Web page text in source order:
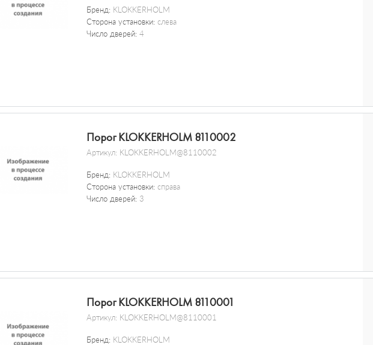
Бренд: KLOKKERHOLM
Сторона установки: слева
Число дверей: 4
Порог KLOKKERHOLM 8110002
Артикул: KLOKKERHOLM@8110002
Бренд: KLOKKERHOLM
Сторона установки: справа
Число дверей: 3
Порог KLOKKERHOLM 8110001
Артикул: KLOKKERHOLM@8110001
Бренд: KLOKKERHOLM